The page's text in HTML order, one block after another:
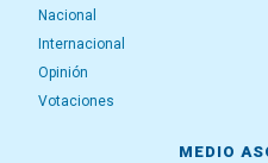
Nacional
Internacional
Opinión
Votaciones
MEDIO